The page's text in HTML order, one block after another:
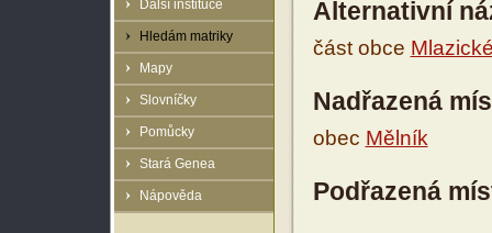
Další instituce
Hledám matriky
Mapy
Slovníčky
Pomůcky
Stará Genea
Nápověda
Alternativní
část obce
Nadřazená
obec Mělník
Podřazená